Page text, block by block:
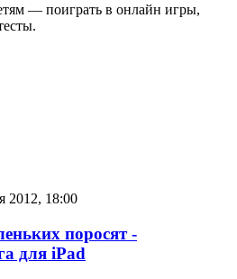
— поиграть в онлайн игры,
2012, 18:00
поросят -
для iPad